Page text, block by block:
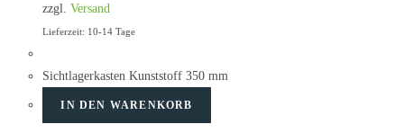
zzgl.Versand
Lieferzeit: 10-14 Tage
Sichtlagerkasten Kunststoff 350 mm
IN DEN WARENKORB